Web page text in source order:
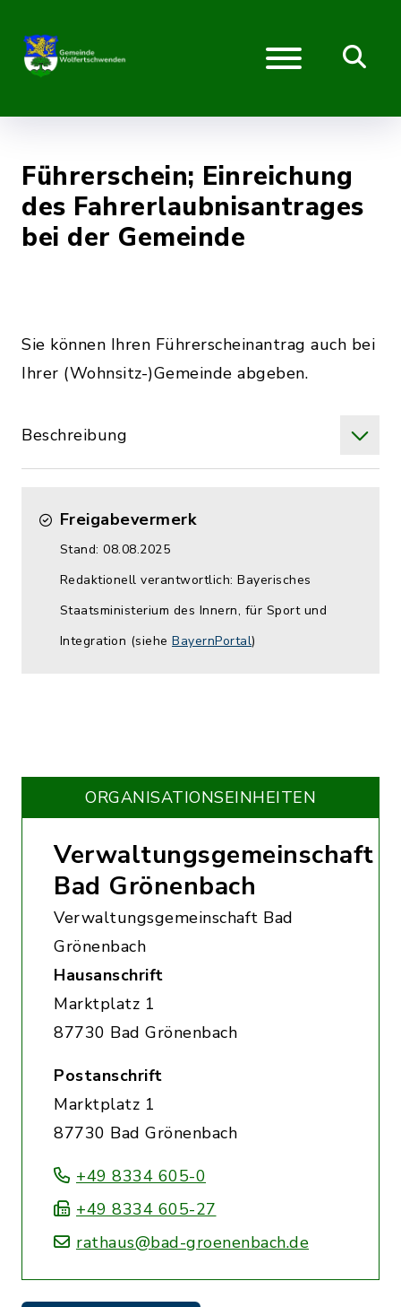
Führerschein; Einreichung
des Fahrerlaubnisantrages
bei der Gemeinde
Sie können Ihren Führerscheinantrag auch bei
Ihrer (Wohnsitz-)Gemeinde abgeben.
Beschreibung
Freigabevermerk
Stand: 08.08.2025
Redaktionell verantwortlich: Bayerisches
Staatsministerium des Innern, für Sport und
Integration (siehe BayernPortal)
ORGANISATIONS­EINHEITEN
Verwaltungsgemeinschaft
Bad Grönenbach
Verwaltungsgemeinschaft Bad
Grönenbach
Hausanschrift
Marktplatz 1
87730 Bad Grönenbach
Postanschrift
Marktplatz 1
87730 Bad Grönenbach
+49 8334 605-0
+49 8334 605-27
rathaus@bad-groenenbach.de